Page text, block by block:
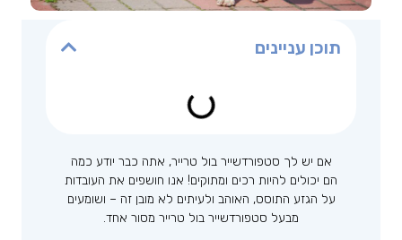
תוכן עניינים
אם יש לך סטפורדשייר בול טרייר, אתה כבר יודע כמה
הם יכולים להיות רכים ומתוקים! אנו חושפים את העובדות
על הגזע התוסס, האוהב ולעיתים לא מובן זה – ושומעים
מבעל סטפורדשייר בול טרייר מסור אחד.